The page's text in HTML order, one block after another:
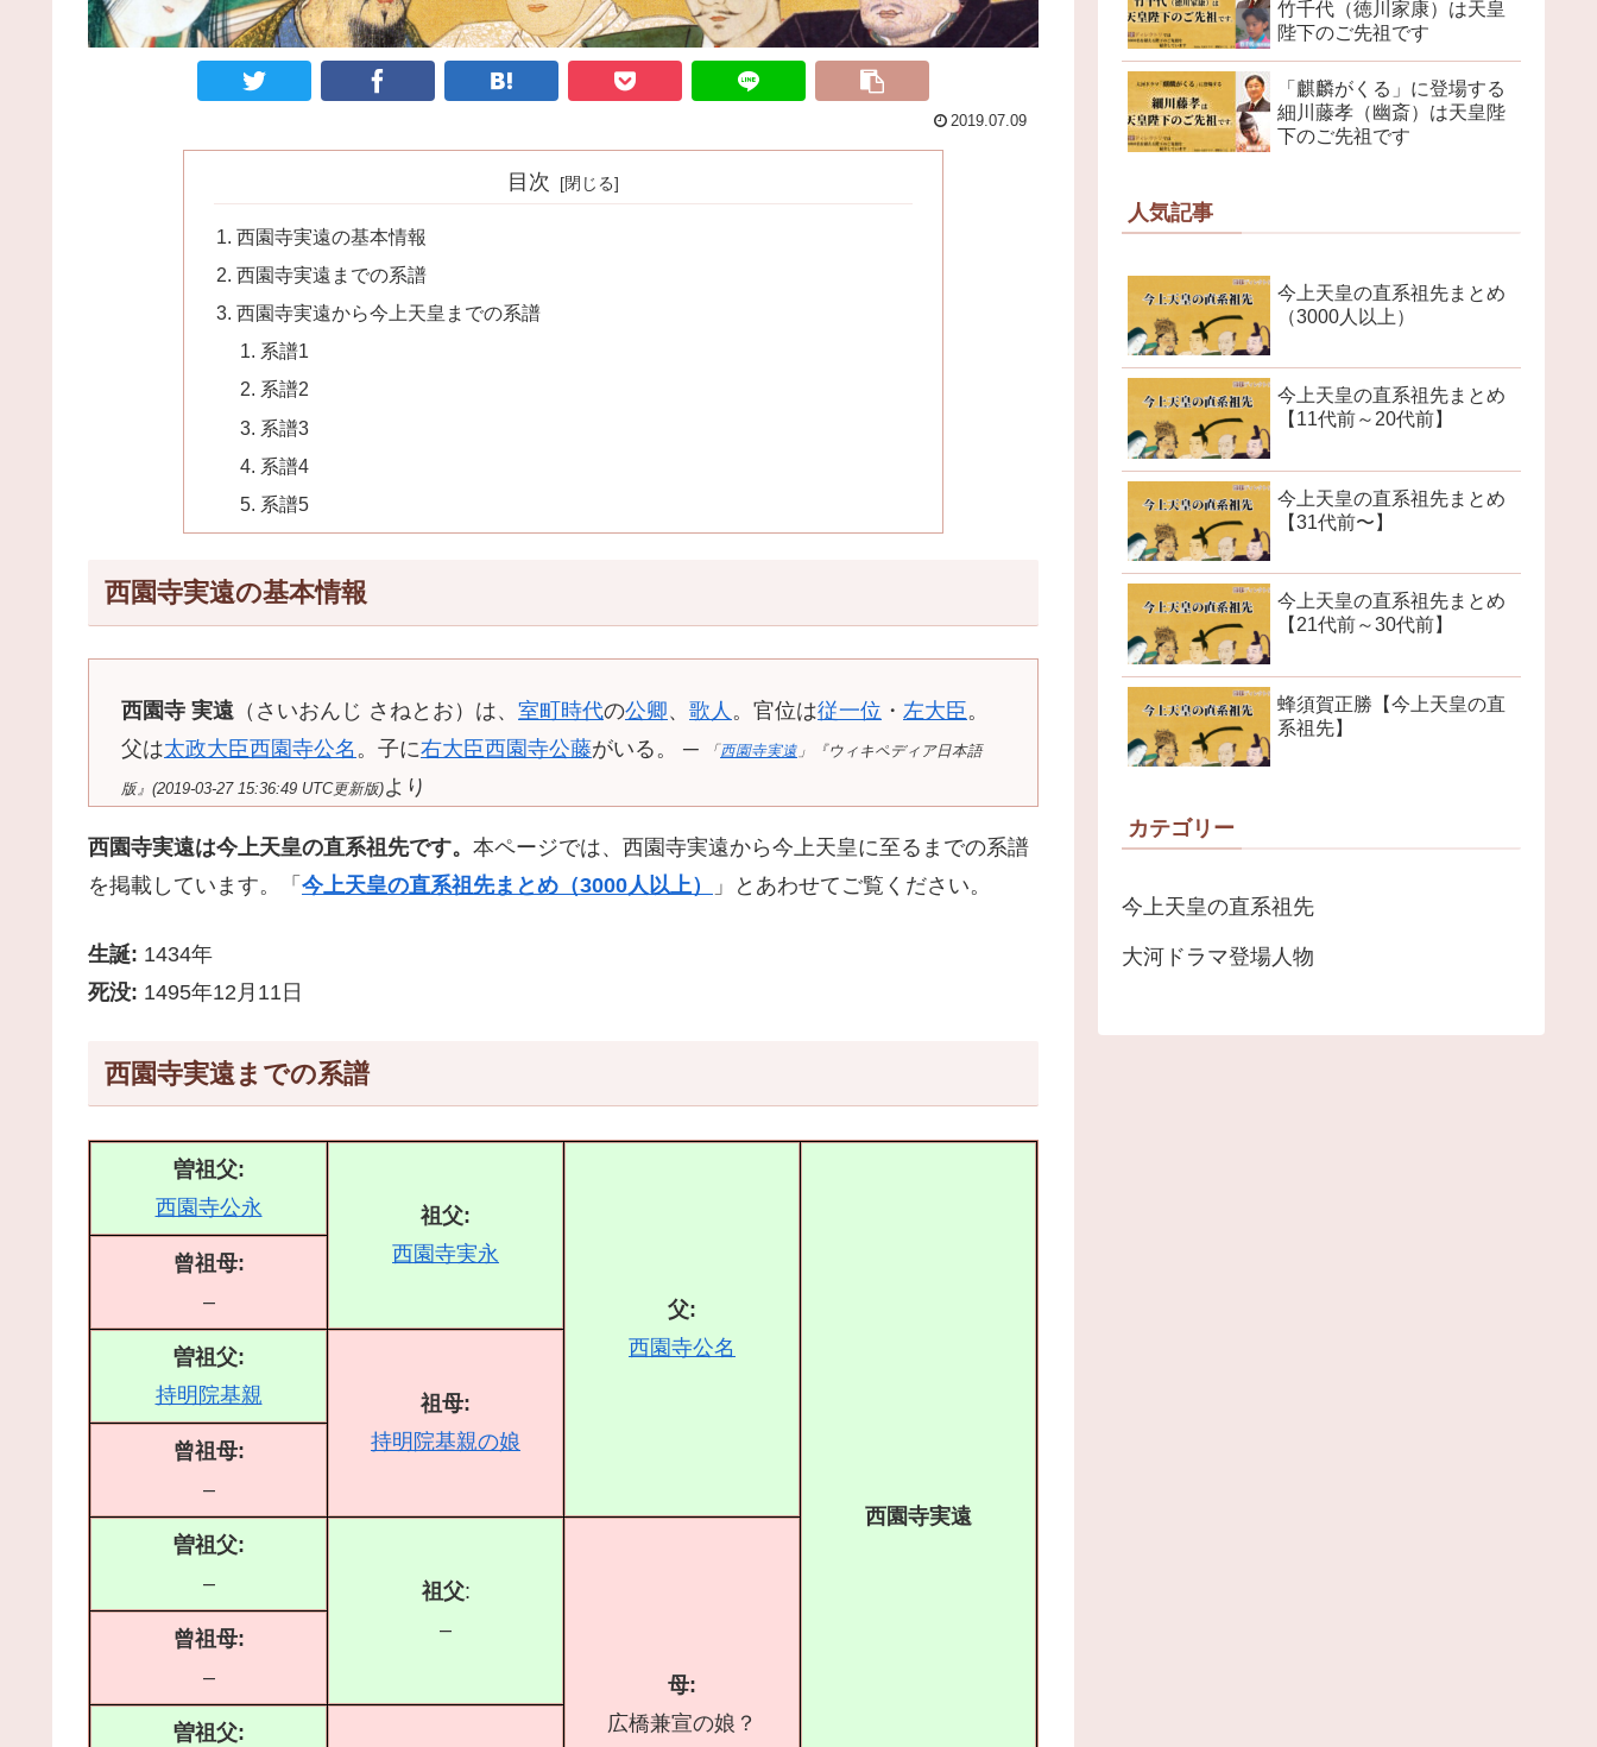
2019.07.09
目次
西園寺実遠の基本情報
西園寺実遠までの系譜
西園寺実遠から今上天皇までの系譜
系譜1
系譜2
系譜3
系譜4
系譜5
西園寺実遠の基本情報
西園寺 実遠 （さいおんじ さねとお）は、 室町時代の公卿、 歌人 。官位は従一位 ・ 左大臣。
父は太政大臣西園寺公名 。子に右大臣西園寺公藤がいる。 ─ 「 西園寺実遠 」『ウィキペディア日本語
版』(2019-03-27 15:36:49 UTC更新版)より
西園寺実遠は今上天皇の直系祖先です。 本ページでは、西園寺実遠から今上天皇に至るまでの系譜
を掲載しています。「 今上天皇の直系祖先まとめ（3000人以上） 」とあわせてご覧ください。
生誕: 1434年
死没: 1495年12月11日
西園寺実遠までの系譜
曽祖父:
西園寺公永
祖父:
西園寺実永
父:
西園寺公名
西園寺実遠
曾祖母:
–
曽祖父:
持明院基親
祖母:
持明院基親の娘
曾祖母:
–
曽祖父:
–
祖父:
–
母:
広橋兼宣の娘？
曾祖母:
–
曽祖父:
竹千代（徳川家康）は天皇
陛下のご先祖です
「麒麟がくる」に登場する
細川藤孝（幽斎）は天皇陛
下のご先祖です
人気記事
今上天皇の直系祖先まとめ
（3000人以上）
今上天皇の直系祖先まとめ
【11代前～20代前】
今上天皇の直系祖先まとめ
【31代前〜】
今上天皇の直系祖先まとめ
【21代前～30代前】
蜂須賀正勝【今上天皇の直
系祖先】
カテゴリー
今上天皇の直系祖先
大河ドラマ登場人物